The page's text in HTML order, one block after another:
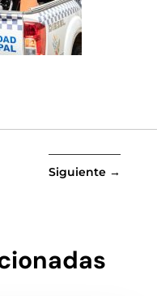
Siguiente →